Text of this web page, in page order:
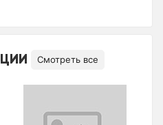
Смотреть все